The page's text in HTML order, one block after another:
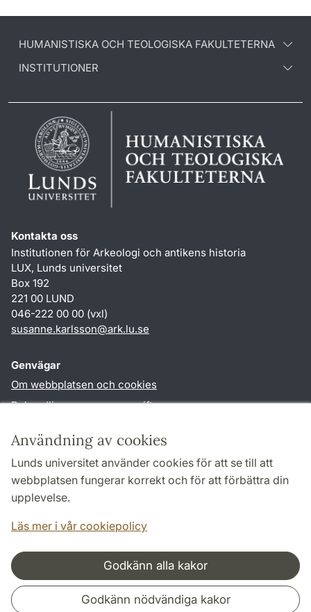
Användning av cookies
Lunds universitet använder cookies för att se till att
webbplatsen fungerar korrekt och för att förbättra din
upplevelse.
Läs mer i vår cookiepolicy
Godkänn alla kakor
Godkänn nödvändiga kakor
HUMANISTISKA OCH TEOLOGISKA FAKULTETERNA
INSTITUTIONER
Kontakta oss
Institutionen för Arkeologi och antikens historia
LUX, Lunds universitet
Box 192
221 00 LUND
046-222 00 00 (vxl)
susanne.karlsson@ark.lu.se
Genvägar
Om webbplatsen och cookies
Behandling av personuppgifter
TYPO3-login
Följ oss i sociala medier
Samarbeten och nätverk